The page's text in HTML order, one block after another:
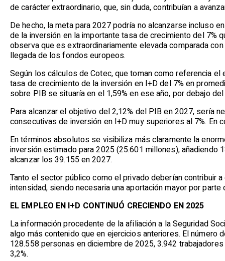
de carácter extraordinario, que, sin duda, contribuían a
De hecho, la meta para 2027 podría no alcanzarse incluso
de la inversión en la importante tasa de crecimiento del
observa que es extraordinariamente elevada comparada
llegada de los fondos europeos.
Según los cálculos de Cotec, que toman como referencia
tasa de crecimiento de la inversión en I+D del 7% en
sobre PIB se situaría en el 1,59% en ese año, por debajo
Para alcanzar el objetivo del 2,12% del PIB en 2027, sería
consecutivas de inversión en I+D muy superiores al 7%. En
En términos absolutos se visibiliza más claramente la
inversión estimado para 2025 (25.601 millones), añadiendo
alcanzar los 39.155 en 2027.
Tanto el sector público como el privado deberían contribuir
intensidad, siendo necesaria una aportación mayor por
EL EMPLEO EN I+D CONTINUÓ CRECIENDO EN 2025
La información procedente de la afiliación a la Seguridad
algo más contenido que en ejercicios anteriores. El
128.558 personas en diciembre de 2025, 3.942
3,2%.